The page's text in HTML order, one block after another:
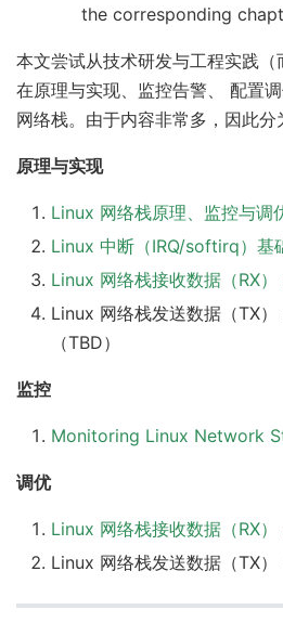
the corresponding
本文尝试从技术研发与工程实践（
在原理与实现、监控告警、 配置
网络栈。由于内容非常多，因此分
原理与实现
Linux 网络栈原理、监控与调
Linux 中断（IRQ/softirq）基
Linux 网络栈接收数据（RX
Linux 网络栈发送数据（TX
（TBD）
监控
Monitoring Linux Network
调优
Linux 网络栈接收数据（RX
Linux 网络栈发送数据（TX）